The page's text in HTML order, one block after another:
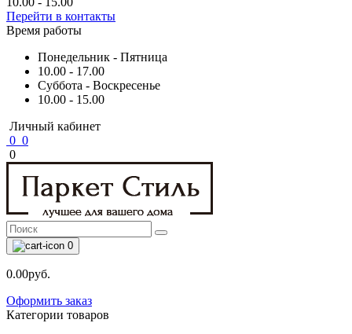
Перейти в контакты
Время работы
Понедельник - Пятница
10.00 - 17.00
Суббота - Воскресенье
10.00 - 15.00
Личный кабинет
0 0
0
0
0.00руб.
Оформить заказ
Категории товаров